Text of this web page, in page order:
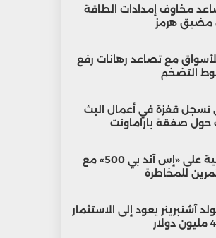
مخاوف إمدادات الطاقة
مضيق هرمز
مع تصاعد رهانات رفع
التضخم
تسجل قفزة في أعمال البث
صفقة باراماونت
رهانات صعود قياسية على «إس آند بي 500» مع
للمخاطرة
آشنبرينر يعود إلى الاستثمار